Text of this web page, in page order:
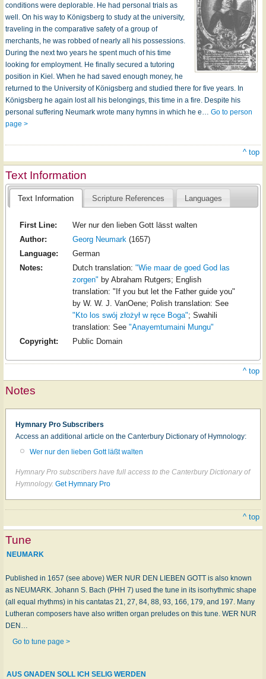
conditions were deplorable. He had personal trials as
well. On his way to Königsberg to study at the university,
traveling in the comparative safety of a group of
merchants, he was robbed of nearly all his possessions.
During the next two years he spent much of his time
looking for employment. He finally secured a tutoring
position in Kiel. When he had saved enough money, he
returned to the University of Königsberg and studied there for five years. In
Königsberg he again lost all his belongings, this time in a fire. Despite his
personal suffering Neumark wrote many hymns in which he e… Go to person
page >
^ top
Text Information
Text Information Scripture References Languages
First Line:
Wer nur den lieben Gott lässt walten
Author:
Georg Neumark(1657)
Language:
German
Notes:
Dutch translation: "Wie maar de goed God las
zorgen" by Abraham Rutgers; English
translation: "If you but let the Father guide you"
by W. W. J. VanOene; Polish translation: See
"Kto los swój złożył w ręce Boga"; Swahili
translation: See "Anayemtumaini Mungu"
Copyright:
Public Domain
^ top
Notes
Hymnary Pro Subscribers
Access an additional article on the Canterbury Dictionary of Hymnology:
Wer nur den lieben Gott läßt walten
Hymnary Pro subscribers have full access to the Canterbury Dictionary of
Hymnology. Get Hymnary Pro
^ top
Tune
NEUMARK
Published in 1657 (see above) WER NUR DEN LIEBEN GOTT is also known
as NEUMARK. Johann S. Bach (PHH 7) used the tune in its isorhythmic shape
(all equal rhythms) in his cantatas 21, 27, 84, 88, 93, 166, 179, and 197. Many
Lutheran composers have also written organ preludes on this tune. WER NUR
DEN…
Go to tune page >
AUS GNADEN SOLL ICH SELIG WERDEN